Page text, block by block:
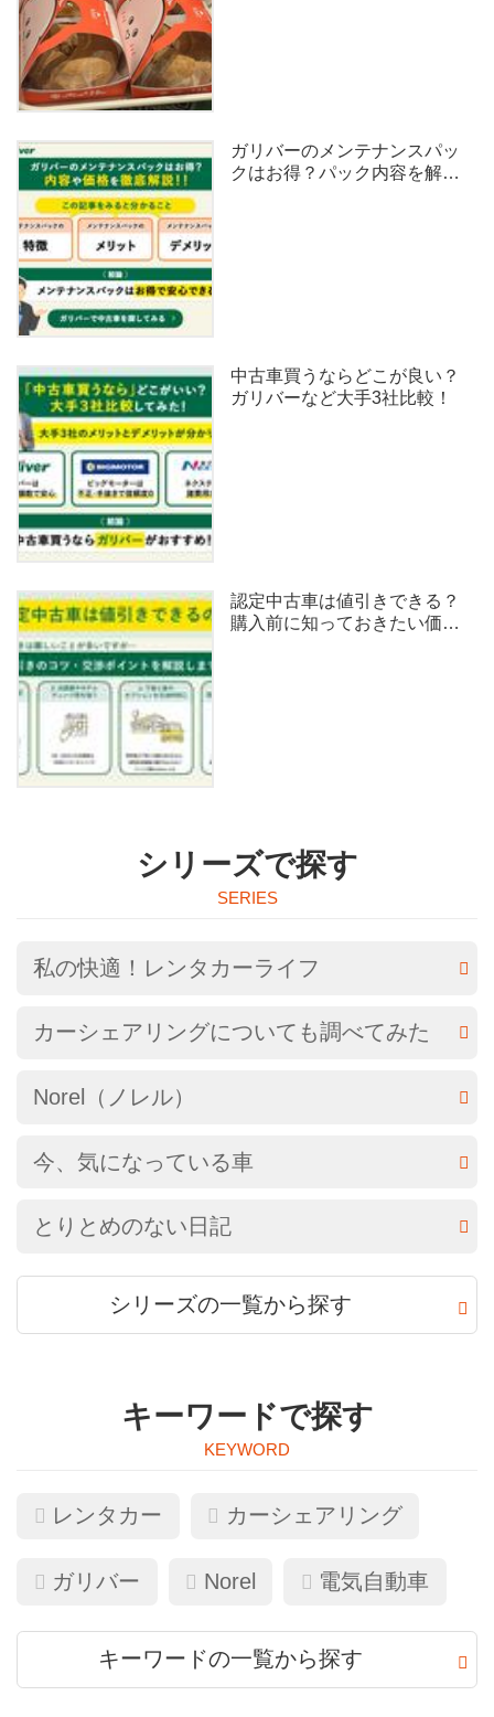
ガリバーのメンテナンスパッ
クはお得？パック内容を解
中古車買うならどこが良い？
ガリバーなど大手3社比較！
認定中古車は値引きできる？
購入前に知っておきたい価
シリーズで探す
私の快適！レンタカーライフ
カーシェアリングについても調べてみた
Norel（ノレル）
今、気になっている車
とりとめのない日記
シリーズの一覧から探す
キーワードで探す
レンタカー カーシェアリング
ガリバー Norel 電気自動車
キーワードの一覧から探す